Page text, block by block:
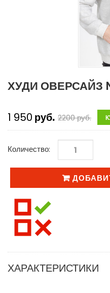
ХУДИ ОВЕРСАЙЗ
1 950 руб. 2200руб.
Количество:
ХАРАКТЕРИСТИКИ